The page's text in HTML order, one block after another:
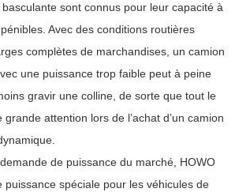
sont connus pour leur capacité à
Avec des conditions routières
complètes de marchandises, un camion
une puissance trop faible peut à peine
gravir une colline, de sorte que tout le
attention lors de l’achat d’un camion
de puissance du marché, HOWO
puissance spéciale pour les véhicules de